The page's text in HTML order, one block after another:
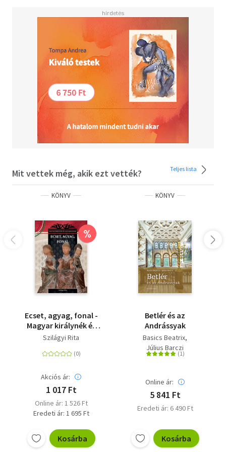
kategóriába szorult, és munkáit csupán félhivatalos
A kötet öt neves művészettörténész szerzője - Bellák
Gábor és Mikó Árpád (Magyar Nemzeti Galéria), Jernyei
Kiss János (Pázmány Péter Katolikus Egyetem), Keserü
Katalin (ELTE), valamint Szakács Béla Zsolt (PPKE és
CEU) - nehéz feladatra vállalkozott. Több mint tizenegy
évszázad művészetének történetét adják közre egyetlen
kötetben, a festészet és a szobrászat mellett az
építészet, a fotográfia, az iparművészet, illetve a XX.
században a helyébe lépő design meghatározó áramlatait
Mit vettek még, akik ezt vették? Teljes lista
KÖNYV
%
Ecset, agyag, fonal -
Magyar királynék és
nagyasszonyok 26.
Szilágyi Rita
Akciós ár:
1 017 Ft
Online ár: 1 526 Ft
Eredeti ár: 1 695 Ft
Kosárba
KÖNYV
Betlér és az
Andrássyak
Basics Beatrix
Július Barczi
Online ár:
5 841 Ft
Eredeti ár: 6 490 Ft
Kosárba